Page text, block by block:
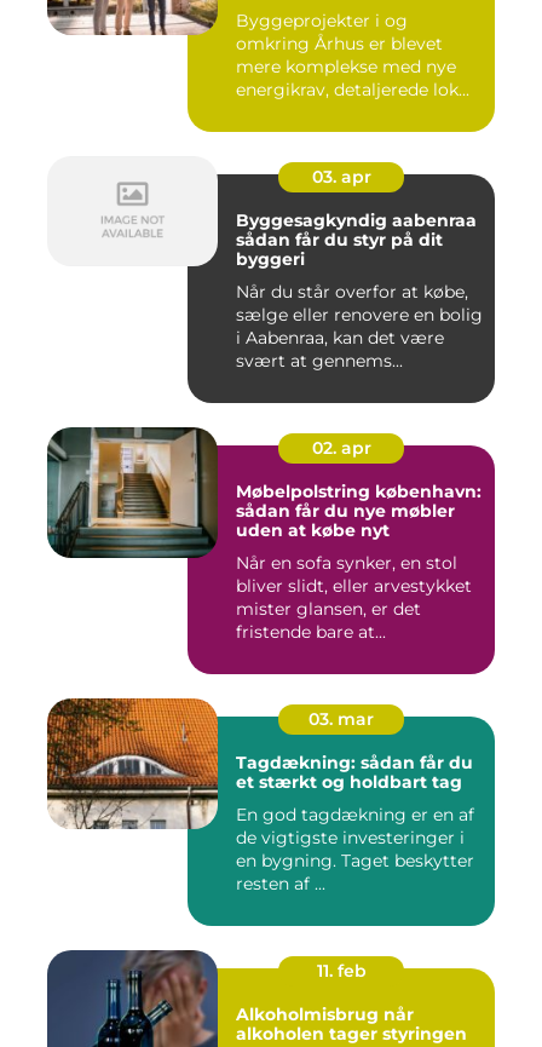
Byggeprojekter i og
omkring Århus er blevet
mere komplekse med nye
energikrav, detaljerede lok...
03. apr
Byggesagkyndig aabenraa
sådan får du styr på dit
byggeri
Når du står overfor at købe,
sælge eller renovere en bolig
i Aabenraa, kan det være
svært at gennems...
02. apr
Møbelpolstring københavn:
sådan får du nye møbler
uden at købe nyt
Når en sofa synker, en stol
bliver slidt, eller arvestykket
mister glansen, er det
fristende bare at...
03. mar
Tagdækning: sådan får du
et stærkt og holdbart tag
En god tagdækning er en af
de vigtigste investeringer i
en bygning. Taget beskytter
resten af ...
11. feb
Alkoholmisbrug når
alkoholen tager styringen